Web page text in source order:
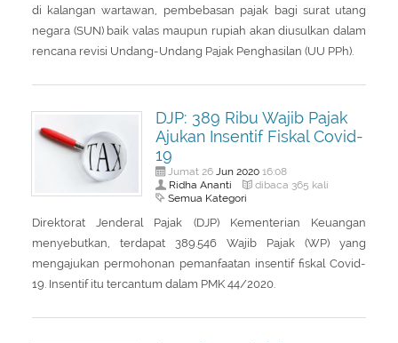
di kalangan wartawan, pembebasan pajak bagi surat utang
negara (SUN) baik valas maupun rupiah akan diusulkan dalam
rencana revisi Undang-Undang Pajak Penghasilan (UU PPh).
DJP: 389 Ribu Wajib Pajak
Ajukan Insentif Fiskal Covid-
19
Jumat 26 Jun 202016:08
Ridha Ananti dibaca 365 kali
Semua Kategori
Direktorat Jenderal Pajak (DJP) Kementerian Keuangan
menyebutkan, terdapat 389.546 Wajib Pajak (WP) yang
mengajukan permohonan pemanfaatan insentif fiskal Covid-
19. Insentif itu tercantum dalam PMK 44/2020.